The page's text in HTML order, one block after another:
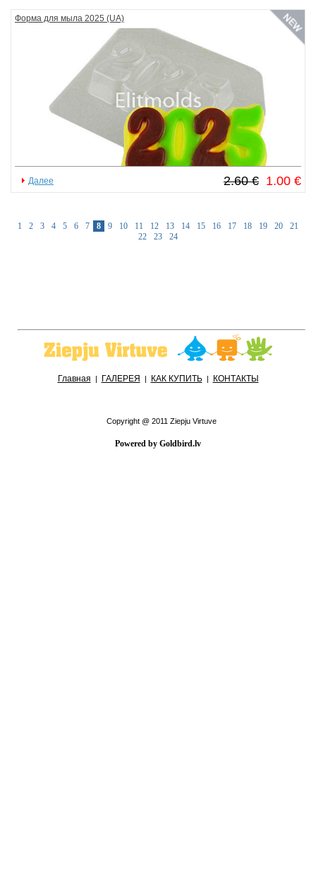
Форма для мыла 2025 (UA)
Далее 1.00 €
2.60 €
1 2 3 4 5 6 7 8 9 10 11 12 13 14 15 16 17 18 19 20
21
22
23 24
Главная | ГАЛЕРЕЯ | КАК КУПИТЬ | КОНТАКТЫ
Copyright @ 2011 Ziepju Virtuve
Powered by Goldbird.lv